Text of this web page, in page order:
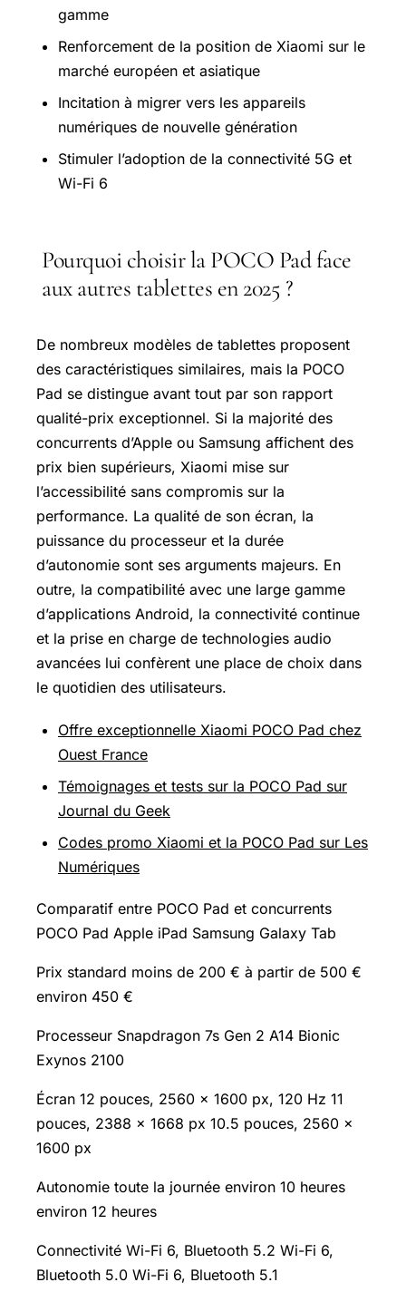
gamme
Renforcement de la position de Xiaomi sur le
marché européen et asiatique
Incitation à migrer vers les appareils
numériques de nouvelle génération
Stimuler l’adoption de la connectivité 5G et
Wi-Fi 6
Pourquoi choisir la POCO Pad face
aux autres tablettes en 2025 ?
De nombreux modèles de tablettes proposent
des caractéristiques similaires, mais la POCO
Pad se distingue avant tout par son rapport
qualité-prix exceptionnel. Si la majorité des
concurrents d’Apple ou Samsung affichent des
prix bien supérieurs, Xiaomi mise sur
l’accessibilité sans compromis sur la
performance. La qualité de son écran, la
puissance du processeur et la durée
d’autonomie sont ses arguments majeurs. En
outre, la compatibilité avec une large gamme
d’applications Android, la connectivité continue
et la prise en charge de technologies audio
avancées lui confèrent une place de choix dans
le quotidien des utilisateurs.
Offre exceptionnelle Xiaomi POCO Pad chez
Ouest France
Témoignages et tests sur la POCO Pad sur
Journal du Geek
Codes promo Xiaomi et la POCO Pad sur Les
Numériques
Comparatif entre POCO Pad et concurrents
POCO Pad Apple iPad Samsung Galaxy Tab
Prix standard moins de 200 € à partir de 500 €
environ 450 €
Processeur Snapdragon 7s Gen 2 A14 Bionic
Exynos 2100
Écran 12 pouces, 2560 x 1600 px, 120 Hz 11
pouces, 2388 x 1668 px 10.5 pouces, 2560 x
1600 px
Autonomie toute la journée environ 10 heures
environ 12 heures
Connectivité Wi-Fi 6, Bluetooth 5.2 Wi-Fi 6,
Bluetooth 5.0 Wi-Fi 6, Bluetooth 5.1